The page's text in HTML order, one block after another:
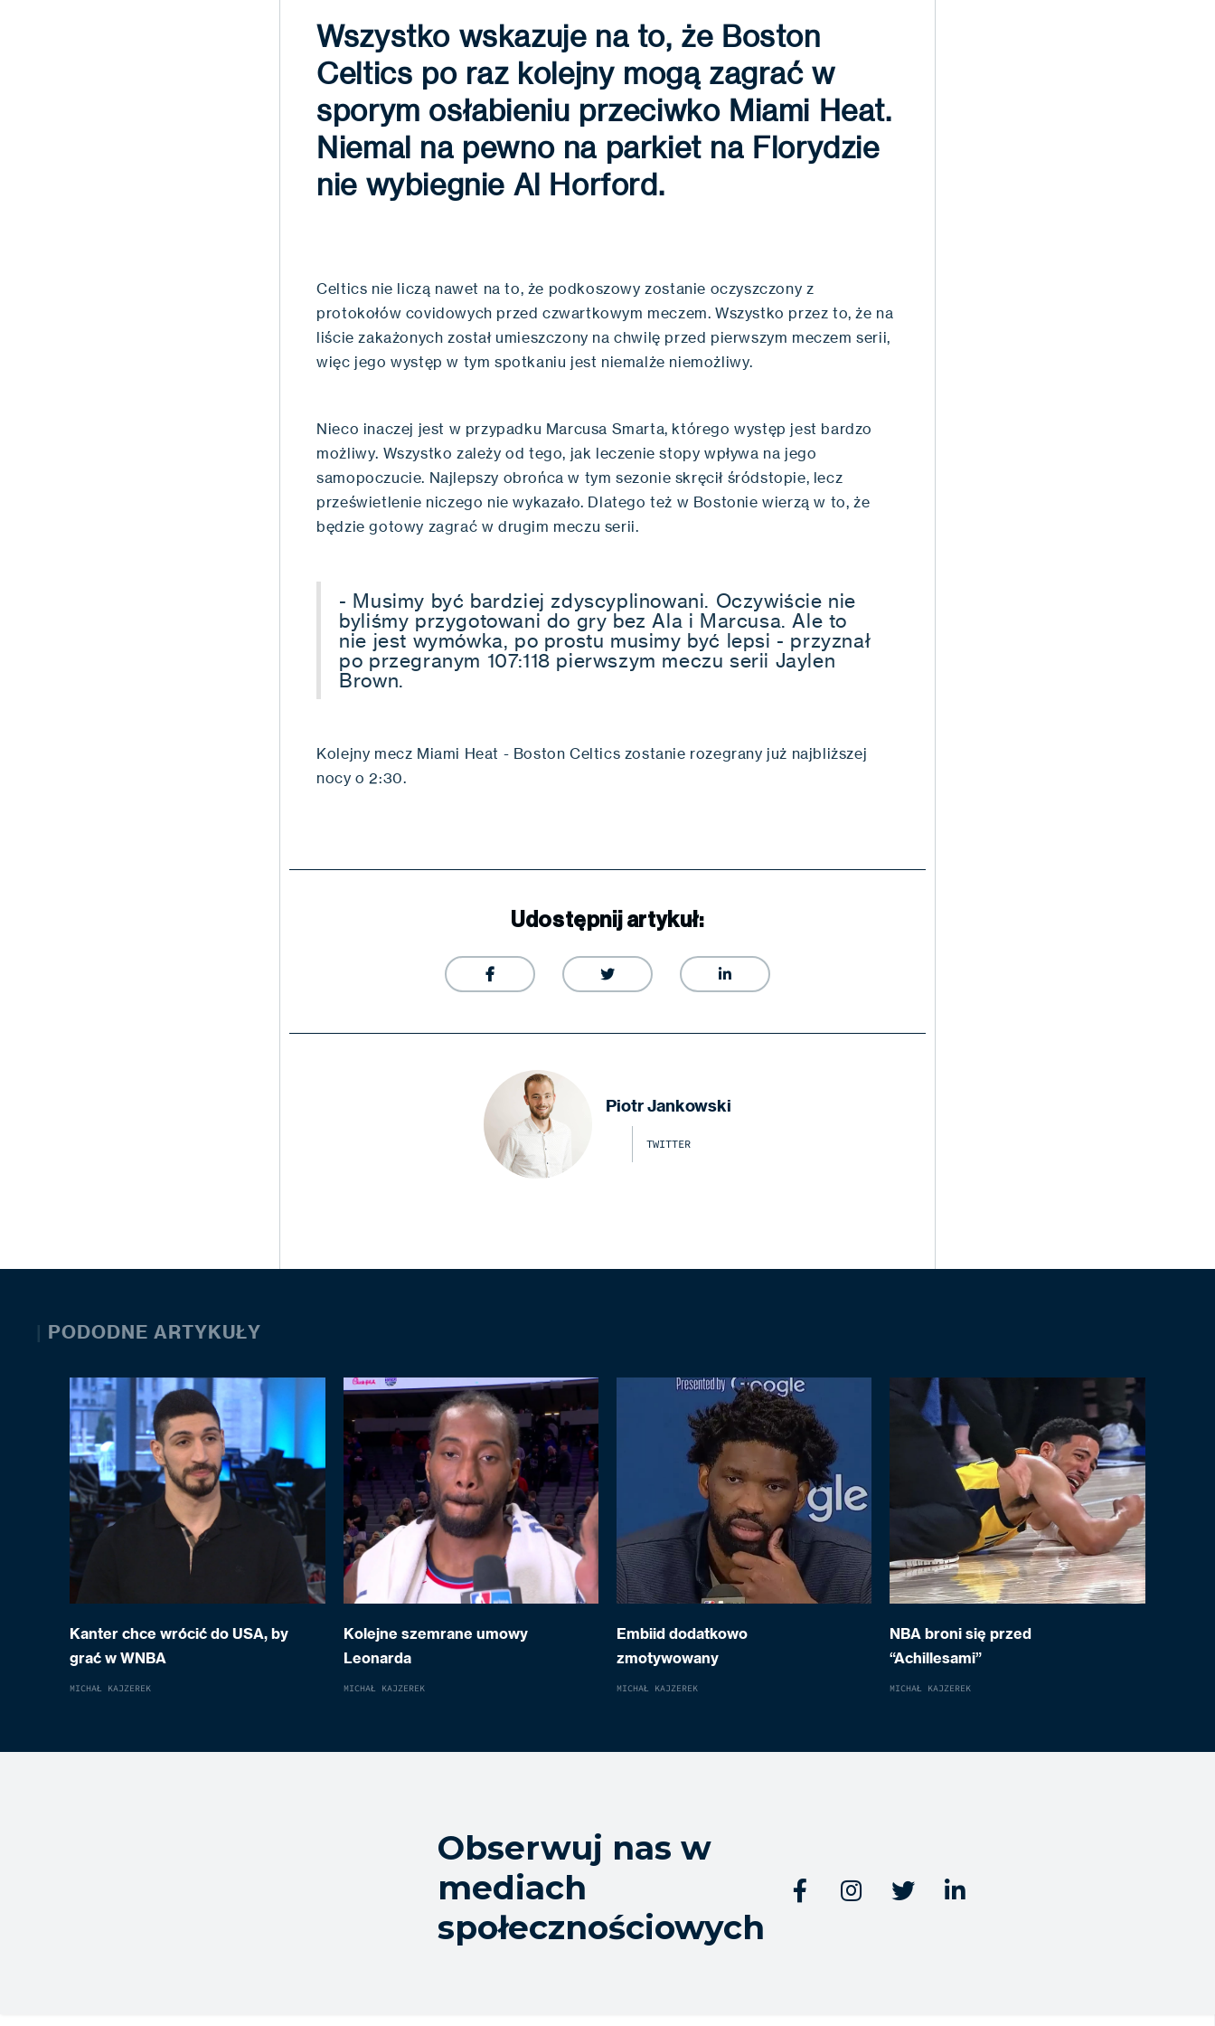
Wszystko wskazuje na to, że Boston
Celtics po raz kolejny mogą zagrać w
sporym osłabieniu przeciwko Miami Heat.
Niemal na pewno na parkiet na Florydzie
nie wybiegnie Al Horford.
Celtics nie liczą nawet na to, że podkoszowy zostanie oczyszczony z
protokołów covidowych przed czwartkowym meczem. Wszystko przez to, że na
liście zakażonych został umieszczony na chwilę przed pierwszym meczem serii,
więc jego występ w tym spotkaniu jest niemalże niemożliwy.
Nieco inaczej jest w przypadku Marcusa Smarta, którego występ jest bardzo
możliwy. Wszystko zależy od tego, jak leczenie stopy wpływa na jego
samopoczucie. Najlepszy obrońca w tym sezonie skręcił śródstopie, lecz
prześwietlenie niczego nie wykazało. Dlatego też w Bostonie wierzą w to, że
będzie gotowy zagrać w drugim meczu serii.
- Musimy być bardziej zdyscyplinowani. Oczywiście nie
byliśmy przygotowani do gry bez Ala i Marcusa. Ale to
nie jest wymówka, po prostu musimy być lepsi - przyznał
po przegranym 107:118 pierwszym meczu serii Jaylen
Brown.
Kolejny mecz Miami Heat - Boston Celtics zostanie rozegrany już najbliższej
nocy o 2:30.
Udostępnij artykuł:
  
Piotr Jankowski
TWITTER
| PODODNE ARTYKUŁY
Kanter chce wrócić do USA, by
grać w WNBA
MICHAŁ KAJZEREK
Kolejne szemrane umowy
Leonarda
MICHAŁ KAJZEREK
Embiid dodatkowo
zmotywowany
MICHAŁ KAJZEREK
NBA broni się przed
“Achillesami”
MICHAŁ KAJZEREK
Obserwuj nas w
mediach
społecznościowych
   